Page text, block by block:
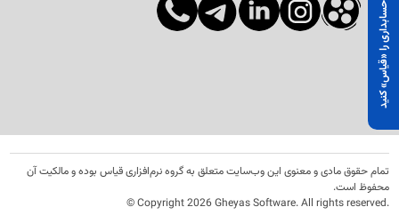
حسابداری را «قیاس» کنید
تمام حقوق مادی و معنوی این وب‌سایت متعلق به گروه نرم‌افزاری قیاس بوده و مالکیت آن
محفوظ است.
© Copyright2026Gheyas Software. All rights reserved.